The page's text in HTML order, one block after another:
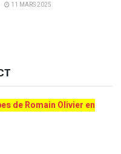
11 MARS 2025
de Romain Olivier en